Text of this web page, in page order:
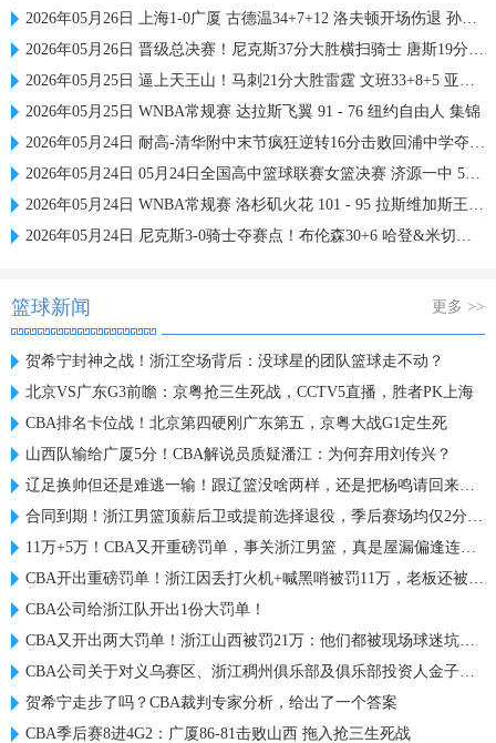
2026年05月26日 上海1-0广厦 古德温34+7+12 洛夫顿开场伤退 孙铭徽0分&5失误
2026年05月26日 晋级总决赛！尼克斯37分大胜横扫骑士 唐斯19分 哈登2球5失误
2026年05月25日 逼上天王山！马刺21分大胜雷霆 文班33+8+5 亚历山大19+7
2026年05月25日 WNBA常规赛 达拉斯飞翼 91 - 76 纽约自由人 集锦
2026年05月24日 耐高-清华附中末节疯狂逆转16分击败回浦中学夺得校史第15冠
2026年05月24日 05月24日全国高中篮球联赛女篮决赛 济源一中 56 - 76 东北师大附中 全场集锦
2026年05月24日 WNBA常规赛 洛杉矶火花 101 - 95 拉斯维加斯王牌 全场集锦
2026年05月24日 尼克斯3-0骑士夺赛点！布伦森30+6 哈登&米切尔合计11失误
篮球新闻 更多 >>
贺希宁封神之战！浙江空场背后：没球星的团队篮球走不动？
北京VS广东G3前瞻：京粤抢三生死战，CCTV5直播，胜者PK上海
CBA排名卡位战！北京第四硬刚广东第五，京粤大战G1定生死
山西队输给广厦5分！CBA解说员质疑潘江：为何弃用刘传兴？
辽足换帅但还是难逃一输！跟辽篮没啥两样，还是把杨鸣请回来吧？
合同到期！浙江男篮顶薪后卫或提前选择退役，季后赛场均仅2分3板
11万+5万！CBA又开重磅罚单，事关浙江男篮，真是屋漏偏逢连夜雨
CBA开出重磅罚单！浙江因丢打火机+喊黑哨被罚11万，老板还被禁赛
CBA公司给浙江队开出1份大罚单！
CBA又开出两大罚单！浙江山西被罚21万：他们都被现场球迷坑惨了
CBA公司关于对义乌赛区、浙江稠州俱乐部及俱乐部投资人金子军处罚的函
贺希宁走步了吗？CBA裁判专家分析，给出了一个答案
CBA季后赛8进4G2：广厦86-81击败山西 拖入抢三生死战